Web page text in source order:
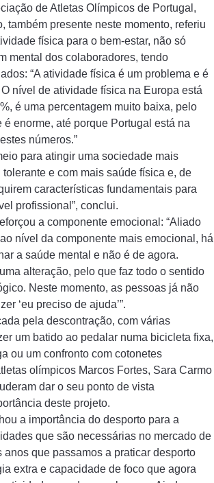
de Atletas Olímpicos de Portugal,
também presente neste momento, referiu
física para o bem-estar, não só
mental dos colaboradores, tendo
“A atividade física é um problema e é
nível de atividade física na Europa está
é uma percentagem muito baixa, pelo
enorme, até porque Portugal está na
números.”
para atingir uma sociedade mais
e com mais saúde física e, de
características fundamentais para
profissional”, conclui.
a componente emocional: “Aliado
nível da componente mais emocional, há
a saúde mental e não é de agora.
alteração, pelo que faz todo o sentido
Neste momento, as pessoas já não
‘eu preciso de ajuda’”.
pela descontração, com várias
um batido ao pedalar numa bicicleta fixa,
ou um confronto com cotonetes
olímpicos Marcos Fortes, Sara Carmo
dar o seu ponto de vista
deste projeto.
a importância do desporto para a
que são necessárias no mercado de
anos que passamos a praticar desporto
extra e capacidade de foco que agora